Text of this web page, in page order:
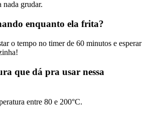
nada grudar.
enquanto ela frita?
o tempo no timer de 60 minutos e esperar
que dá pra usar nessa
entre 80 e 200°C.